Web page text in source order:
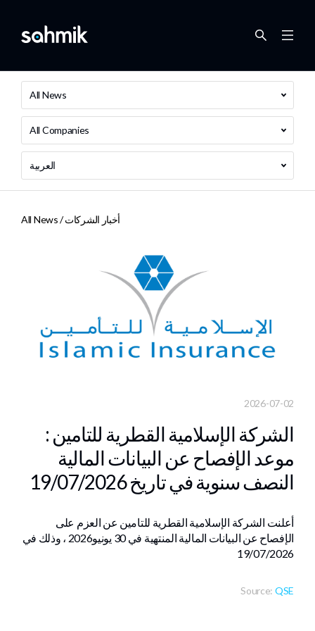
All News
All Companies
العربية
All News /أخبار الشركات
2026-07-02
الشركة الإسلامية القطرية للتامين :
موعد الإفصاح عن البيانات المالية
النصف سنوية في تاريخ 19/07/2026
أعلنت الشركة الإسلامية القطرية للتامين عن العزم على
الإفصاح عن البيانات المالية المنتهية في ‏30 يونيو‎ 2026، وذلك في
19/07/2026
Source: QSE